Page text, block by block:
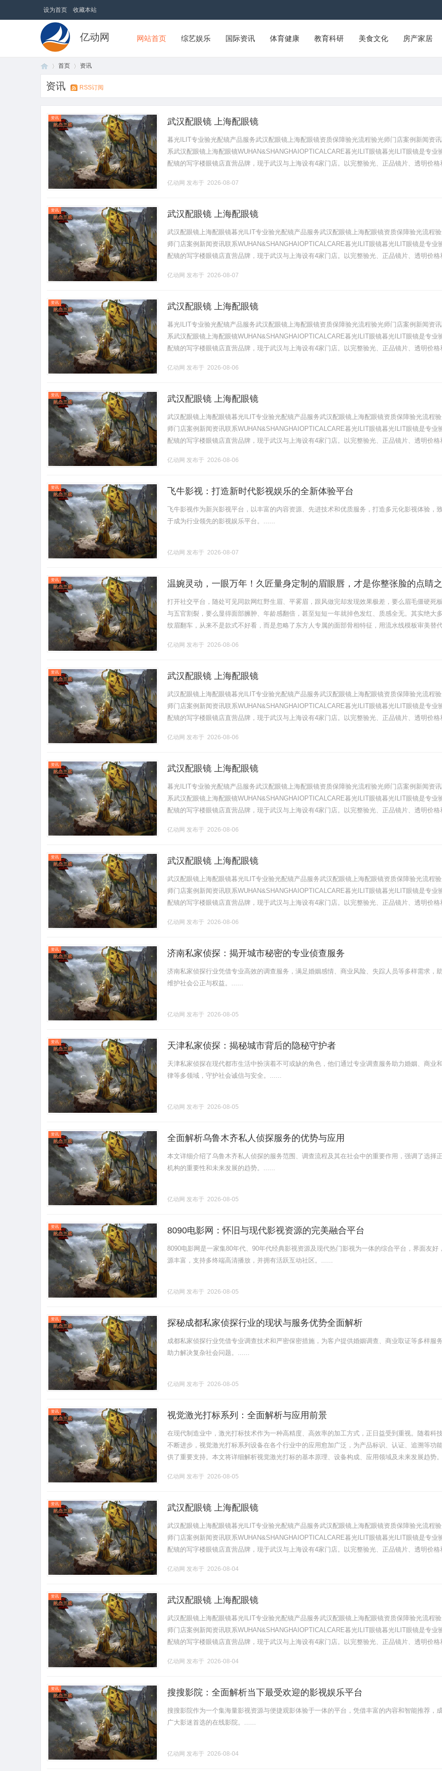
设为首页 收藏本站
亿动网 网站首页 综艺娱乐 国际资讯 体育健康 教育科研 美食文化 房产家居
首页 资讯
资讯 RSS订阅
资讯 武汉配眼镜 上海配眼镜
暮光ILIT专业验光配镜产品服务武汉配眼镜上海配眼镜资质保障验光流程验光师门店案例新闻资
系武汉配眼镜上海配眼镜WUHAN&SHANGHAIOPTICALCARE暮光ILIT眼镜暮光ILIT眼镜是专业
配镜的写字楼眼镜店直营品牌，现于武汉与上海设有4家门店。以完整验光、正品镜片、透明价格
亿动网 发布于 2026-08-07
资讯 武汉配眼镜 上海配眼镜
武汉配眼镜上海配眼镜暮光ILIT专业验光配镜产品服务武汉配眼镜上海配眼镜资质保障验光流程
师门店案例新闻资讯联系WUHAN&SHANGHAIOPTICALCARE暮光ILIT眼镜暮光ILIT眼镜是专业
配镜的写字楼眼镜店直营品牌，现于武汉与上海设有4家门店。以完整验光、正品镜片、透明价格
亿动网 发布于 2026-08-07
资讯 武汉配眼镜 上海配眼镜
暮光ILIT专业验光配镜产品服务武汉配眼镜上海配眼镜资质保障验光流程验光师门店案例新闻资
系武汉配眼镜上海配眼镜WUHAN&SHANGHAIOPTICALCARE暮光ILIT眼镜暮光ILIT眼镜是专业
配镜的写字楼眼镜店直营品牌，现于武汉与上海设有4家门店。以完整验光、正品镜片、透明价格
亿动网 发布于 2026-08-06
资讯 武汉配眼镜 上海配眼镜
武汉配眼镜上海配眼镜暮光ILIT专业验光配镜产品服务武汉配眼镜上海配眼镜资质保障验光流程
师门店案例新闻资讯联系WUHAN&SHANGHAIOPTICALCARE暮光ILIT眼镜暮光ILIT眼镜是专业
配镜的写字楼眼镜店直营品牌，现于武汉与上海设有4家门店。以完整验光、正品镜片、透明价格
亿动网 发布于 2026-08-06
资讯 飞牛影视：打造新时代影视娱乐的全新体验平台
飞牛影视作为新兴影视平台，以丰富的内容资源、先进技术和优质服务，打造多元化影视体验，
于成为行业领先的影视娱乐平台。......
亿动网 发布于 2026-08-07
资讯
温婉灵动，一眼万年！久匠量身定制的眉眼唇，才是你整张脸的点睛之
笔！淡颜系女生的气质加分项
打开社交平台，随处可见同款网红野生眉、平雾眉，跟风做完却发现效果极差，要么眉毛僵硬死板
与五官割裂，要么显得面部臃肿、年龄感翻倍，甚至短短一年就掉色发红、质感全无。其实绝大
纹眉翻车，从来不是款式不好看，而是忽略了东方人专属的面部骨相特征，用流水线模板审美替
人的原生.........
亿动网 发布于 2026-08-06
资讯 武汉配眼镜 上海配眼镜
武汉配眼镜上海配眼镜暮光ILIT专业验光配镜产品服务武汉配眼镜上海配眼镜资质保障验光流程
师门店案例新闻资讯联系WUHAN&SHANGHAIOPTICALCARE暮光ILIT眼镜暮光ILIT眼镜是专业
配镜的写字楼眼镜店直营品牌，现于武汉与上海设有4家门店。以完整验光、正品镜片、透明价格
亿动网 发布于 2026-08-06
资讯 武汉配眼镜 上海配眼镜
暮光ILIT专业验光配镜产品服务武汉配眼镜上海配眼镜资质保障验光流程验光师门店案例新闻资
系武汉配眼镜上海配眼镜WUHAN&SHANGHAIOPTICALCARE暮光ILIT眼镜暮光ILIT眼镜是专业
配镜的写字楼眼镜店直营品牌，现于武汉与上海设有4家门店。以完整验光、正品镜片、透明价格
亿动网 发布于 2026-08-06
资讯 武汉配眼镜 上海配眼镜
武汉配眼镜上海配眼镜暮光ILIT专业验光配镜产品服务武汉配眼镜上海配眼镜资质保障验光流程
师门店案例新闻资讯联系WUHAN&SHANGHAIOPTICALCARE暮光ILIT眼镜暮光ILIT眼镜是专业
配镜的写字楼眼镜店直营品牌，现于武汉与上海设有4家门店。以完整验光、正品镜片、透明价格
亿动网 发布于 2026-08-06
资讯 济南私家侦探：揭开城市秘密的专业侦查服务
济南私家侦探行业凭借专业高效的调查服务，满足婚姻感情、商业风险、失踪人员等多样需求，
维护社会公正与权益。......
亿动网 发布于 2026-08-05
资讯 天津私家侦探：揭秘城市背后的隐秘守护者
天津私家侦探在现代都市生活中扮演着不可或缺的角色，他们通过专业调查服务助力婚姻、商业
律等多领域，守护社会诚信与安全。......
亿动网 发布于 2026-08-05
资讯 全面解析乌鲁木齐私人侦探服务的优势与应用
本文详细介绍了乌鲁木齐私人侦探的服务范围、调查流程及其在社会中的重要作用，强调了选择
机构的重要性和未来发展的趋势。......
亿动网 发布于 2026-08-05
资讯 8090电影网：怀旧与现代影视资源的完美融合平台
8090电影网是一家集80年代、90年代经典影视资源及现代热门影视为一体的综合平台，界面友好
源丰富，支持多终端高清播放，并拥有活跃互动社区。......
亿动网 发布于 2026-08-05
资讯 探秘成都私家侦探行业的现状与服务优势全面解析
成都私家侦探行业凭借专业调查技术和严密保密措施，为客户提供婚姻调查、商业取证等多样服务
助力解决复杂社会问题。......
亿动网 发布于 2026-08-05
资讯 视觉激光打标系列：全面解析与应用前景
在现代制造业中，激光打标技术作为一种高精度、高效率的加工方式，正日益受到重视。随着科
不断进步，视觉激光打标系列设备在各个行业中的应用愈加广泛，为产品标识、认证、追溯等功
供了重要支持。本文将详细解析视觉激光打标的基本原理、设备构成、应用领域及未来发展趋势
光的精确.........
亿动网 发布于 2026-08-05
资讯 武汉配眼镜 上海配眼镜
武汉配眼镜上海配眼镜暮光ILIT专业验光配镜产品服务武汉配眼镜上海配眼镜资质保障验光流程
师门店案例新闻资讯联系WUHAN&SHANGHAIOPTICALCARE暮光ILIT眼镜暮光ILIT眼镜是专业
配镜的写字楼眼镜店直营品牌，现于武汉与上海设有4家门店。以完整验光、正品镜片、透明价格
亿动网 发布于 2026-08-04
资讯 武汉配眼镜 上海配眼镜
武汉配眼镜上海配眼镜暮光ILIT专业验光配镜产品服务武汉配眼镜上海配眼镜资质保障验光流程
师门店案例新闻资讯联系WUHAN&SHANGHAIOPTICALCARE暮光ILIT眼镜暮光ILIT眼镜是专业
配镜的写字楼眼镜店直营品牌，现于武汉与上海设有4家门店。以完整验光、正品镜片、透明价格
亿动网 发布于 2026-08-04
资讯 搜搜影院：全面解析当下最受欢迎的影视娱乐平台
搜搜影院作为一个集海量影视资源与便捷观影体验于一体的平台，凭借丰富的内容和智能推荐，
广大影迷首选的在线影院。......
亿动网 发布于 2026-08-04